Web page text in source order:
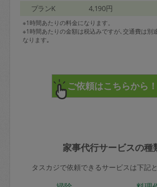
プランK 4,190円
※1時間あたりの料金になります。
※1時間あたりの金額は税込みですが､交通費は別
なります｡
家事代行サービスの種
タスカジで依頼できるサービスは下記と